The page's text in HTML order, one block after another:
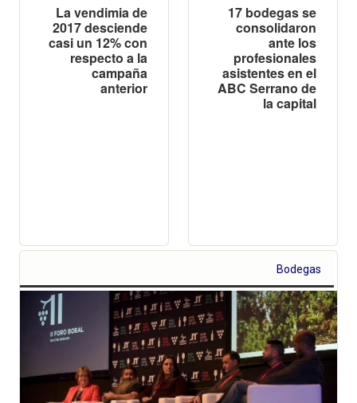
La vendimia de
2017 desciende
casi un 12% con
respecto a la
campaña
anterior
17 bodegas se
consolidaron
ante los
profesionales
asistentes en el
ABC Serrano de
la capital
Bodegas